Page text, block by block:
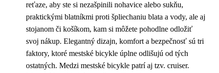
reťaze, aby ste si nezašpinili nohavice alebo sukňu,
praktickými blatníkmi proti špliechaniu blata a vody, ale aj
stojanom či košíkom, kam si môžete pohodlne odložiť
svoj nákup. Elegantný dizajn, komfort a bezpečnosť sú tri
faktory, ktoré mestské bicykle úplne odlišujú od tých
ostatných. Medzi mestské bicykle patrí aj tzv. cruiser.